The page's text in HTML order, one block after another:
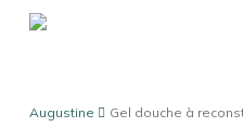
Skip
Augustine
Gel douche à